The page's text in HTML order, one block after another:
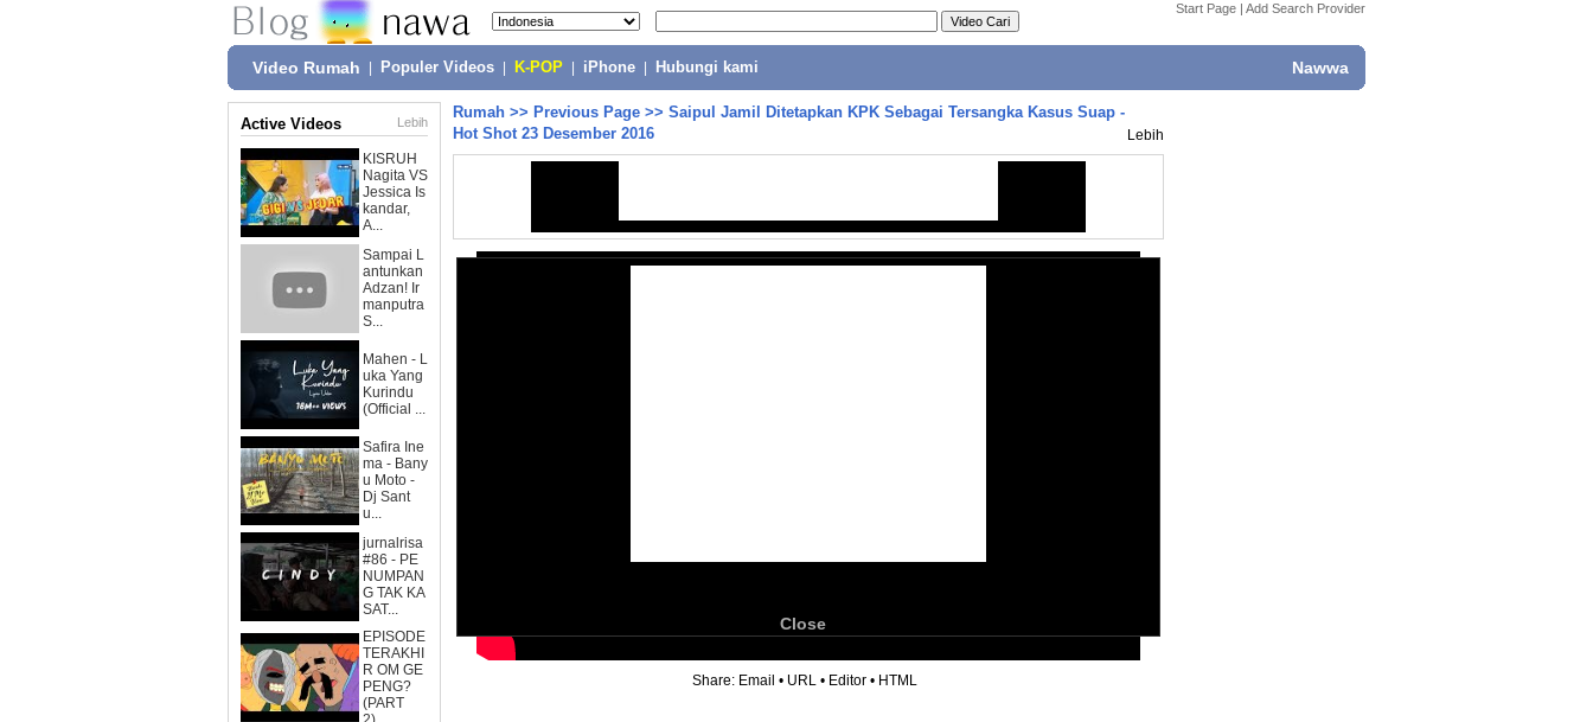
Start Page | Add Search Provider
Video Rumah Populer Videos K-POP iPhone Hubungi kami Nawwa
Active Videos Lebih
KISRUH
Nagita VS
Jessica Is
kandar,
A...
Sampai L
antunkan
Adzan! Ir
manputra
S...
Mahen - L
uka Yang
Kurindu
(Official ...
Safira Ine
ma - Bany
u Moto -
Dj Sant
u...
jurnalrisa
#86 - PE
NUMPAN
G TAK KA
SAT...
EPISODE
TERAKHI
R OM GE
PENG?
(PART
Rumah >> Previous Page >> Saipul Jamil Ditetapkan KPK Sebagai Tersangka Kasus Suap -
Hot Shot 23 Desember 2016
Lebih
Close
Share: Email • URL • Editor • HTML